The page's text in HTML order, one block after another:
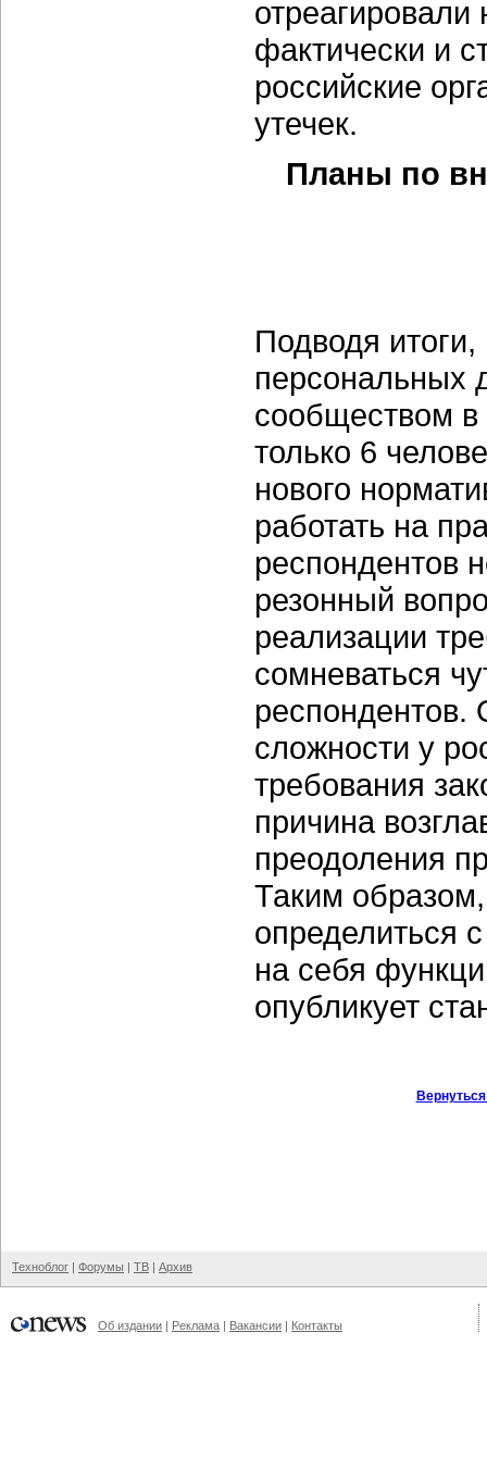
отреагировали
фактически и
российские
утечек.
Планы по
Подводя
персональных
сообществом
только 6
нового
работать на
респондентов
резонный
реализации
сомневаться
респондентов.
сложности у
требования
причина
преодоления
Таким
определиться
на себя
опубликует
Техноблог | Форумы | ТВ | Архив
Об издании | Реклама | Вакансии | Контакты